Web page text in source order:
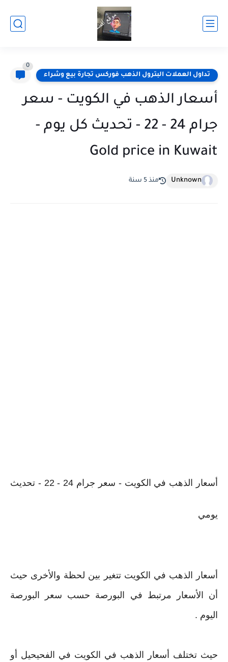
تداول العملات البترول الذهب فوركس تجارة بيع وشراء
0
أسعار الذهب في الكويت - سعر
جرام 24 - 22 - تحديث كل يوم -
Gold price in Kuwait
Unknown منذ 5 سنة
أسعار الذهب في الكويت - سعر جرام 24 - 22 - تحديث
يومي
أسعار الذهب في الكويت تتغير بين لحظة والأخرى حيث
أن الأسعار مرتبط في البورصة حسب سعر البورصة
اليوم .
حيث تختلف أسعار الذهب في الكويت في الفحيحيل أو